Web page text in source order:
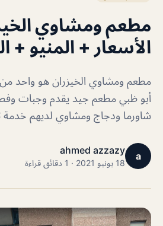
مطعم ومشاوي
الأسعار + المنيو +
مطعم ومشاوي الخيزران هو واحد
أبو ظبي مطعم جيد يقدم وجبات
شاورما ودجاج ومشاوي لديهم
a
ahmed azzazy
18 يونيو 2021 · 1 دقائق قراءة